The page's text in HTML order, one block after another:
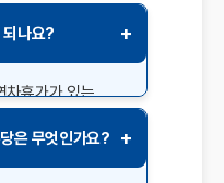
영업자나
.
되나요? +
차휴가가 있는
당 지급 대상이
도 사용하지 않은
은 무엇인가요? +